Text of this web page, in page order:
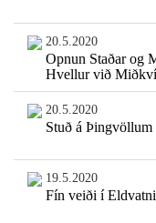
20.5.2020
Opnun Staðar og
Hvellur við
20.5.2020
Stuð á Þingvöllum
19.5.2020
Fín veiði í